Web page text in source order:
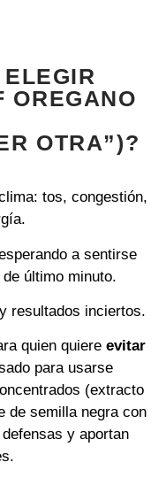
OREGANO
OTRA”)?
tos, congestión,
a sentirse
último minuto.
resultados inciertos.
quien quiere evitar
para usarse
(extracto
de semilla negra con
y aportan